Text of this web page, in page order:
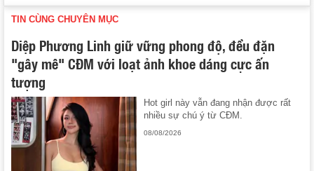
TIN CÙNG CHUYÊN MỤC
Diệp Phương Linh giữ vững phong độ, đều đặn
"gây mê" CĐM với loạt ảnh khoe dáng cực ấn
tượng
Hot girl này vẫn đang nhận được rất
nhiều sự chú ý từ CĐM.
08/08/2026